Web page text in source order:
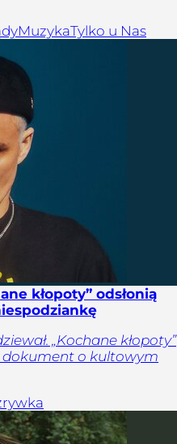
MuzykaTylko u Nas
kłopoty” odsłonią
„Kochane kłopoty”
dokument o kultowym